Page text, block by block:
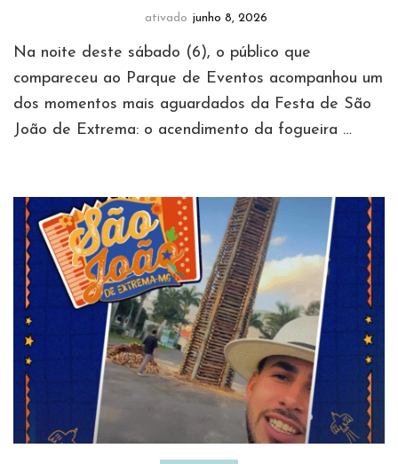
ativado junho 8, 2026
Na noite deste sábado (6), o público que
compareceu ao Parque de Eventos acompanhou um
dos momentos mais aguardados da Festa de São
João de Extrema: o acendimento da fogueira …